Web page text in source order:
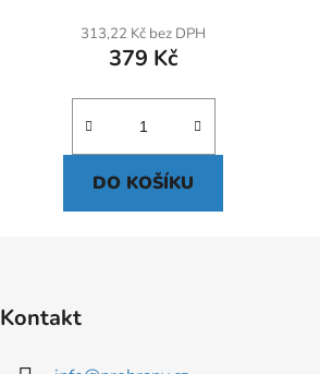
313,22 Kč bez DPH
379 Kč
DO KOŠÍKU
Kontakt